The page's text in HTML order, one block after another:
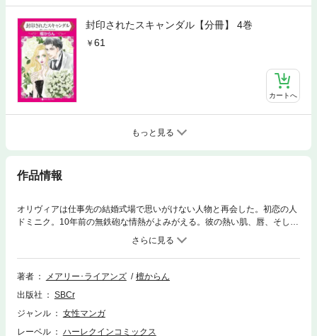
封印されたスキャンダル【分冊】 4巻
61
カートへ
もっと見る
作品情報
オリヴィアは仕事先の結婚式場で思いがけない人物と再会した。初恋の人
ドミニク。10年前の無鉄砲な情熱がよみがえる。彼の熱い肌、唇、そし
て…。愛の行為について何も知らなかった私に、大人のドミニクは男性に
愛されることのすべてを教えてくれた。でもその結末は惨めすぎた。今さ
ら「愛してる」なんて言われても信じられるはずがない。強引なアプロー
チに心が折れそうになっても、絶対に受け入れてはだめ。プレイボーイと
著者 メアリー･ライアンズ
檀からん
出版社
SBCr
ジャンル
女性マンガ
レーベル
ハーレクインコミックス